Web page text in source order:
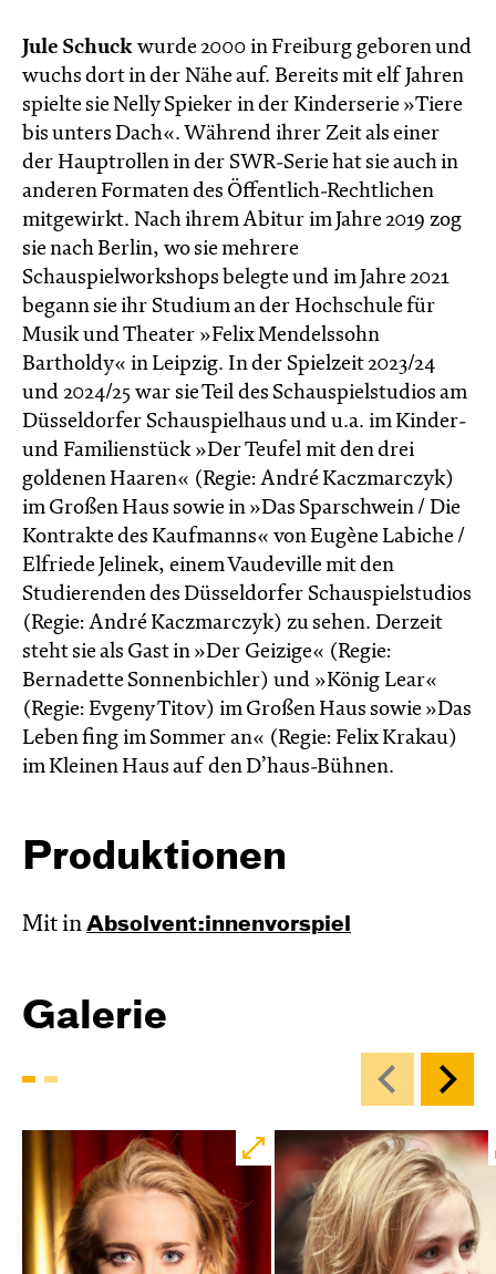
Jule Schuck wurde 2000 in Freiburg geboren und
wuchs dort in der Nähe auf. Bereits mit elf Jahren
spielte sie Nelly Spieker in der Kinderserie »Tiere
bis unters Dach«. Während ihrer Zeit als einer
der Hauptrollen in der SWR-Serie hat sie auch in
anderen Formaten des Öffentlich-Rechtlichen
mitgewirkt. Nach ihrem Abitur im Jahre 2019 zog
sie nach Berlin, wo sie mehrere
Schauspielworkshops belegte und im Jahre 2021
begann sie ihr Studium an der Hochschule für
Musik und Theater »Felix Mendelssohn
Bartholdy« in Leipzig. In der Spielzeit 2023/24
und 2024/25 war sie Teil des Schauspielstudios am
Düsseldorfer Schauspielhaus und u.a. im Kinder-
und Familienstück »Der Teufel mit den drei
goldenen Haaren« (Regie: André Kaczmarczyk)
im Großen Haus sowie in »Das Sparschwein / Die
Kontrakte des Kaufmanns« von Eugène Labiche /
Elfriede Jelinek, einem Vaudeville mit den
Studierenden des Düsseldorfer Schauspielstudios
(Regie: André Kaczmarczyk) zu sehen. Derzeit
steht sie als Gast in »Der Geizige« (Regie:
Bernadette Sonnen­bichler) und »König Lear«
(Regie: Evgeny Titov) im Großen Haus sowie »Das
Leben fing im Sommer an« (Regie: Felix Krakau)
im Kleinen Haus auf den D’haus-Bühnen.
Produktionen
Mit in Absol­vent:innen­vor­spiel
Galerie